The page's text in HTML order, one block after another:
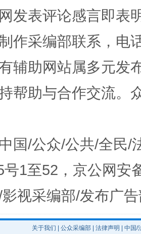
安的艺术幻境
发表评论感言即表
作采编部联系，电
辅助网站属多元发
帮助与合作交流。
国/公众/公共/全民/
号1至52，京公网安
视采编部/发布广
关于我们 公众采编部 法律声明 | 中国